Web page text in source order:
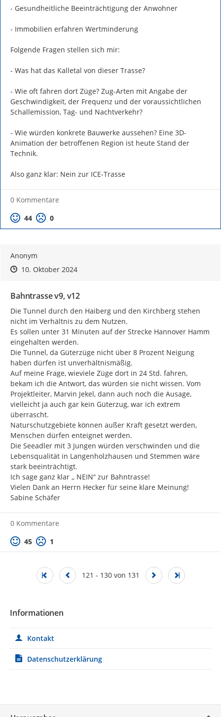
- Gesundheitliche Beeinträchtigung der Anwohner
- Immobilien erfahren Wertminderung
Folgende Fragen stellen sich mir:
- Was hat das Kalletal von dieser Trasse?
- Wie oft fahren dort Züge? Zug-Arten mit Angabe der
Geschwindigkeit, der Frequenz und der voraussichtlichen
Schallemission, Tag- und Nachtverkehr?
- Wie würden konkrete Bauwerke aussehen? Eine 3D-
Animation der betroffenen Region ist heute Stand der
Technik.
Also ganz klar: Nein zur ICE-Trasse
0 Kommentare
Positive Bewertung
44 Negative Bewertung
0
Anonym
Zeitpunkt des Erstellens
Zeitpunkt des Erstellens
10. Oktober 2024Zur Äußerung
Bahntrasse v9, v12
Die Tunnel durch den Haiberg und den Kirchberg stehen
nicht im Verhältnis zu dem Nutzen.
Es sollen unter 31 Minuten auf der Strecke Hannover Hamm
eingehalten werden.
Die Tunnel, da Güterzüge nicht über 8 Prozent Neigung
haben dürfen ist unverhältnismäßig.
Auf meine Frage, wieviele Züge dort in 24 Std. fahren,
bekam ich die Antwort, das würden sie nicht wissen. Vom
Projektleiter, Marvin Jekel, dann auch noch die Ausage,
vielleicht ja auch gar kein Güterzug, war ich extrem
überrascht.
Naturschutzgebiete können außer Kraft gesetzt werden,
Menschen dürfen enteignet werden.
Die Seeadler mit 3 Jungen würden verschwinden und die
Lebensqualität in Langenholzhausen und Stemmen wäre
stark beeinträchtigt.
Ich sage ganz klar ,, NEIN“ zur Bahntrasse!
Vielen Dank an Herrn Hecker für seine klare Meinung!
Sabine Schäfer
0 Kommentare
Positive Bewertung
45 Negative Bewertung
1
121 - 130 von 131
Informationen
Kontakt
Datenschutzerklärung